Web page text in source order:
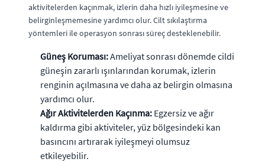
aktivitelerden kaçınmak, izlerin daha hızlı iyileşmesine ve
belirginleşmemesine yardımcı olur. Cilt sıkılaştırma
yöntemleri ile operasyon sonrası süreç desteklenebilir.
Güneş Koruması:Ameliyat sonrası dönemde cildi
güneşin zararlı ışınlarından korumak, izlerin
renginin açılmasına ve daha az belirgin olmasına
yardımcı olur.
Ağır Aktivitelerden Kaçınma: Egzersiz ve ağır
kaldırma gibi aktiviteler, yüz bölgesindeki kan
basıncını artırarak iyileşmeyi olumsuz
etkileyebilir.